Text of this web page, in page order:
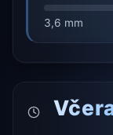
3,6 mm